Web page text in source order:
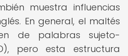
muestra influencias
En general, el maltés
de palabras sujeto-
pero esta estructura